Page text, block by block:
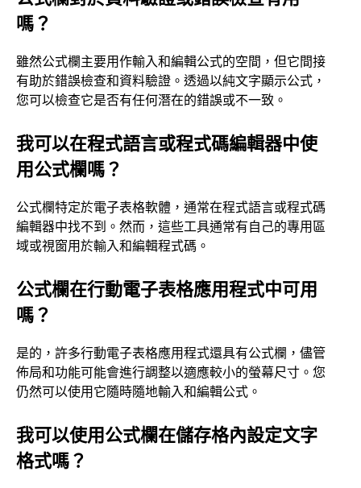
嗎？
雖然公式欄主要用作輸入和編輯公式的空間，但它間接
有助於錯誤檢查和資料驗證。透過以純文字顯示公式，
您可以檢查它是否有任何潛在的錯誤或不一致。
我可以在程式語言或程式碼編輯器中使
用公式欄嗎？
公式欄特定於電子表格軟體，通常在程式語言或程式碼
編輯器中找不到。然而，這些工具通常有自己的專用區
域或視窗用於輸入和編輯程式碼。
公式欄在行動電子表格應用程式中可用
嗎？
是的，許多行動電子表格應用程式還具有公式欄，儘管
佈局和功能可能會進行調整以適應較小的螢幕尺寸。您
仍然可以使用它隨時隨地輸入和編輯公式。
我可以使用公式欄在儲存格內設定文字
格式嗎？